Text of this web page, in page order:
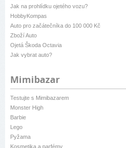
Jak na prohlídku ojetého vozu?
HobbyKompas
Auto pro začátečníka do 100 000 Kč
Zboží Auto
Ojetá Škoda Octavia
Jak vybrat auto?
Mimibazar
Testujte s Mimibazarem
Monster High
Barbie
Lego
Pyžama
Kosmetika a parfémy